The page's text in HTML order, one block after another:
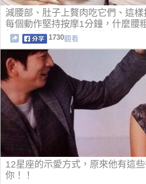
減腰部、肚子上贅肉吃它們、這樣
每個動作堅持按摩1分鐘，什麼腰
怕，直接上手按走多餘贅肉。
1730觀看
12星座的示愛方式，原來他有這
你！！